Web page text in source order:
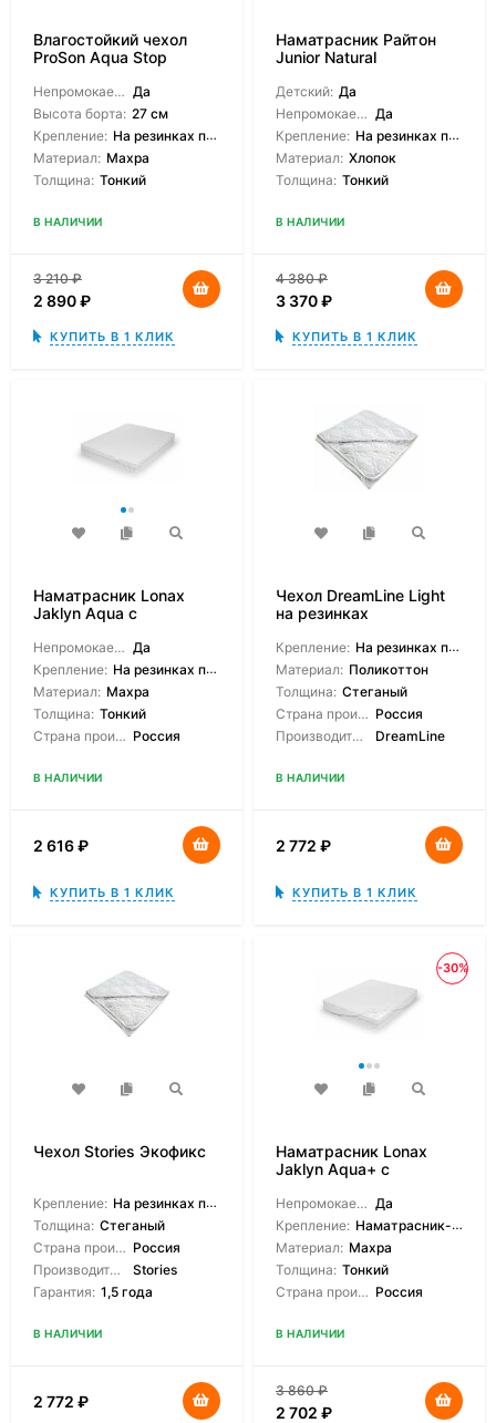
Влагостойкий чехол
ProSon Aqua Stop
Непромокаемый: Да
Высота борта: 27 см
Крепление: На резинках по углам
Материал: Махра
Толщина: Тонкий
В НАЛИЧИИ
3 210₽
2 890₽
КУПИТЬ В 1 КЛИК
Наматрасник Райтон
Junior Natural
Детский: Да
Непромокаемый: Да
Крепление: На резинках по углам
Материал: Хлопок
Толщина: Тонкий
В НАЛИЧИИ
4 380₽
3 370₽
КУПИТЬ В 1 КЛИК
Наматрасник Lonax
Jaklyn Aqua с
Непромокаемый: Да
Крепление: На резинках по углам
Материал: Махра
Толщина: Тонкий
Страна производитель: Россия
В НАЛИЧИИ
2 616₽
КУПИТЬ В 1 КЛИК
Чехол DreamLine Light
на резинках
Крепление: На резинках по углам
Материал: Поликоттон
Толщина: Стеганый
Страна производитель: Россия
Производитель:
DreamLine
В НАЛИЧИИ
2 772 ₽
КУПИТЬ В 1 КЛИК
Чехол Stories Экофикс
Крепление: На резинках по углам
Толщина: Стеганый
Страна производитель: Россия
Производитель:
Stories
Гарантия: 1,5 года
В НАЛИЧИИ
2 772 ₽
-30%
Наматрасник Lonax
Jaklyn Aqua+ с
Непромокаемый: Да
Крепление: Наматрасник-чехол
Материал: Махра
Толщина: Тонкий
Страна производитель: Россия
В НАЛИЧИИ
3 860₽
2 702 ₽